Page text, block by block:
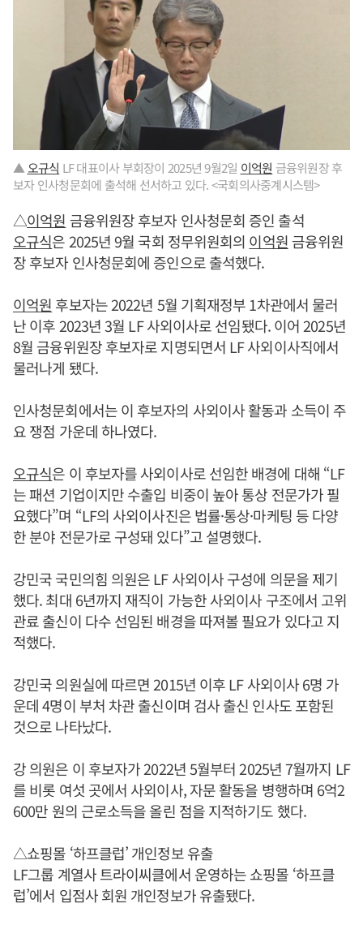
▲오규식 LF 대표이사 부회장이 2025년 9월2일 이억원 금융위원장 후
보자 인사청문회에 출석해 선서하고 있다. <국회의사중계시스템>
△이억원 금융위원장 후보자 인사청문회 증인 출석
오규식은 2025년 9월 국회 정무위원회의 이억원 금융위원
장 후보자 인사청문회에 증인으로 출석했다.
이억원 후보자는 2022년 5월 기획재정부 1차관에서 물러
난 이후 2023년 3월 LF 사외이사로 선임됐다. 이어 2025년
8월 금융위원장 후보자로 지명되면서 LF 사외이사직에서
물러나게 됐다.
인사청문회에서는 이 후보자의 사외이사 활동과 소득이 주
요 쟁점 가운데 하나였다.
오규식은 이 후보자를 사외이사로 선임한 배경에 대해 “LF
는 패션 기업이지만 수출입 비중이 높아 통상 전문가가 필
요했다”며 “LF의 사외이사진은 법률·통상·마케팅 등 다양
한 분야 전문가로 구성돼 있다”고 설명했다.
강민국 국민의힘 의원은 LF 사외이사 구성에 의문을 제기
했다. 최대 6년까지 재직이 가능한 사외이사 구조에서 고위
관료 출신이 다수 선임된 배경을 따져볼 필요가 있다고 지
적했다.
강민국 의원실에 따르면 2015년 이후 LF 사외이사 6명 가
운데 4명이 부처 차관 출신이며 검사 출신 인사도 포함된
것으로 나타났다.
강 의원은 이 후보자가 2022년 5월부터 2025년 7월까지 LF
를 비롯 여섯 곳에서 사외이사, 자문 활동을 병행하며 6억2
600만 원의 근로소득을 올린 점을 지적하기도 했다.
△쇼핑몰 ‘하프클럽’ 개인정보 유출
LF그룹 계열사 트라이씨클에서 운영하는 쇼핑몰 ‘하프클
럽’에서 입점사 회원 개인정보가 유출됐다.